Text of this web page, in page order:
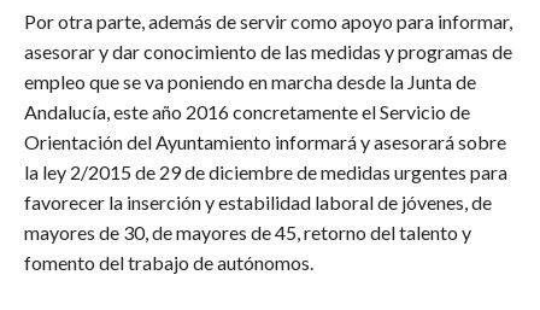
Por otra parte, además de servir como apoyo para informar,
asesorar y dar conocimiento de las medidas y programas de
empleo que se va poniendo en marcha desde la Junta de
Andalucía, este año 2016 concretamente el Servicio de
Orientación del Ayuntamiento informará y asesorará sobre
la ley 2/2015 de 29 de diciembre de medidas urgentes para
favorecer la inserción y estabilidad laboral de jóvenes, de
mayores de 30, de mayores de 45, retorno del talento y
fomento del trabajo de autónomos.